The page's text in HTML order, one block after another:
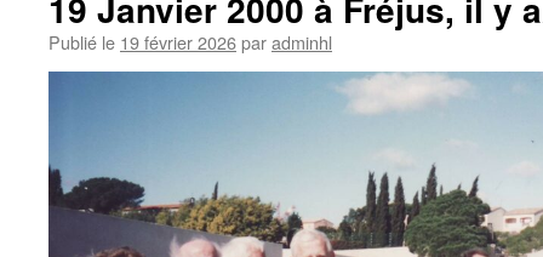
Publié le 19 février 2026paradminhl